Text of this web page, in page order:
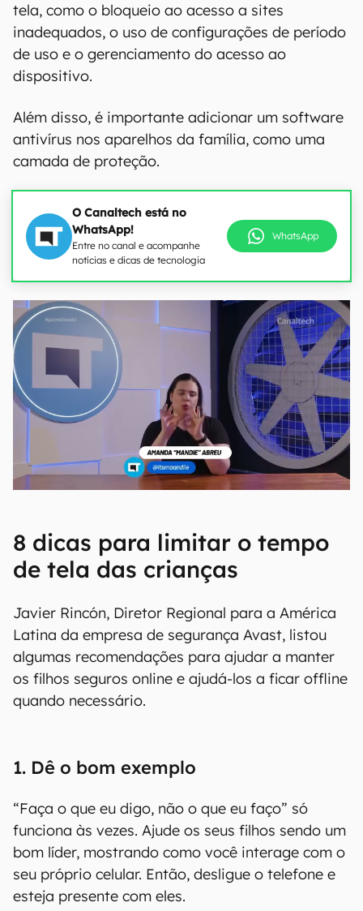
tela, como o bloqueio ao acesso a sites
inadequados, o uso de configurações de período
de uso e o gerenciamento do acesso ao
dispositivo.
Além disso, é importante adicionar um software
antivírus nos aparelhos da família, como uma
camada de proteção.
O Canaltech está no
WhatsApp!
Entre no canal e acompanhe
notícias e dicas de tecnologia
WhatsApp
8 dicas para limitar o tempo
de tela das crianças
Javier Rincón, Diretor Regional para a América
Latina da empresa de segurança Avast, listou
algumas recomendações para ajudar a manter
os filhos seguros online e ajudá-los a ficar offline
quando necessário.
1. Dê o bom exemplo
“Faça o que eu digo, não o que eu faço” só
funciona às vezes. Ajude os seus filhos sendo um
bom líder, mostrando como você interage com o
seu próprio celular. Então, desligue o telefone e
esteja presente com eles.